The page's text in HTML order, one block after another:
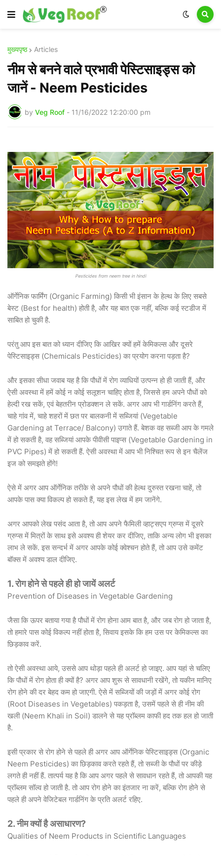
मुख्यपृष्ठ Articles
नीम से बनने वाले प्रभावी पेस्टिसाइड्स को
जानें - Neem Pesticides
by Veg Roof - 11/16/2022 12:20:00 pm
Pesticides from neem tree in hindi
ऑर्गेनिक फार्मिंग (Organic Farming) किसी भी इंसान के हेल्थ के लिए सबसे
बेस्ट (Best for health) होती है, और यह बात एक नहीं, बल्कि कई स्टडीज में
साबित हो चुकी है.
परंतु आप इस बात को ध्यान दीजिए कि आखिर क्यों हमें केमिकल्स और दूसरे
पेस्टिसाइड्स (Chemicals Pesticides) का प्रयोग करना पड़ता है?
और इसका सीधा जवाब यह है कि पौधों में रोग व्याधियों उत्पन्न हो ही जाती हैं, और
ऐसी अवस्था में हमें कोई न कोई सलूशन चाहिए होता है, जिससे हम अपने पौधों को
हेल्दी रख सकें, एवं बेहतरीन प्रोडक्शन ले सकें. अगर आप भी गार्डनिंग करते हैं,
चाहे गांव में, चाहे शहरों में छत पर बालकनी में सब्जियां (Vegetable
Gardening at Terrace/ Balcony) उगाते हैं. बेशक वह सब्जी आप के गमले
में हो सकती है, वह सब्जियां आपके पीवीसी पाइप्स (Vegetable Gardening in
PVC Pipes) में हो सकती हैं. ऐसी अवस्था में आप भी निश्चित रूप से इन चैलेंज
इज को समझते होंगे!
ऐसे में अगर आप ऑर्गेनिक तरीके से अपने पौधों की हेल्थ दुरुस्त रखना चाहें, तो
आपके पास क्या विकल्प हो सकते हैं, यह इस लेख में हम जानेंगे.
अगर आपको लेख पसंद आता है, तो आप अपने फैमिली व्हाट्सएप ग्रुप्स में दूसरे
ग्रुप्स में मित्रों के साथ इसे अवश्य ही शेयर कर दीजिए, ताकि अन्य लोग भी इसका
लाभ ले सकें. इस सन्दर्भ में अगर आपके कोई क्वेश्चन होते हैं, तो आप उसे कमेंट
बॉक्स में अवश्य डाल दीजिए.
1. रोग होने से पहले ही हो जायें अलर्ट
Prevention of Diseases in Vegetable Gardening
जैसा कि ऊपर बताया गया है पौधों में रोग होना आम बात है, और जब रोग हो जाता है,
तो हमारे पास कोई विकल्प नहीं होता है, सिवाय इसके कि हम उस पर केमिकल्स का
छिड़काव करें.
तो ऐसी अवस्था आये, उससे आप थोड़ा पहले ही अलर्ट हो जाइए. आप यहां से चलिए
कि पौधों में रोग होता ही क्यों है? अगर आप शुरू से सावधानी रखेंगे, तो यकीन मानिए
रोग होने की दर बेहद कम हो जाएगी. ऐसे में सब्जियों की जड़ों में अगर कोई रोग
(Root Diseases in Vegetables) पकड़ता है, उसमें पहले से ही नीम की
खली (Neem Khali in Soil) डालने से यह प्रॉब्लम काफी हद तक हल हो जाती
है.
इसी प्रकार से रोग होने से पहले ही अगर आप ऑर्गेनिक पेस्टिसाइड्स (Organic
Neem Pesticides) का छिड़काव करते रहते हैं, तो सब्जी के पौधों पर कीड़े
लगते ही नहीं हैं. तात्पर्य यह है कि आप अगर पहले से सावधान रहते हैं, तो आपकी यह
प्रॉब्लम सॉल्व हो जाती है. तो आप रोग होने का इंतजार ना करें, बल्कि रोग होने से
पहले ही अपने वेजिटेबल गार्डनिंग के प्रति अलर्ट रहिए.
2. नीम क्यों है असाधारण?
Qualities of Neem Products in Scientific Languages